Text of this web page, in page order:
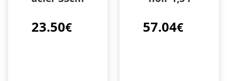
23.50€ 57.04€